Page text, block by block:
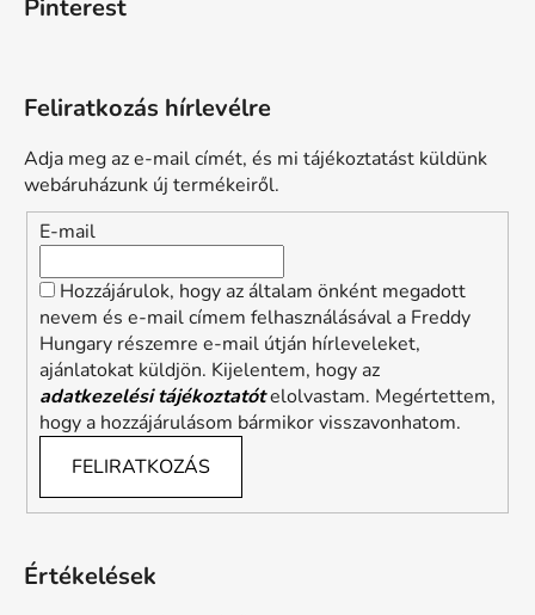
Pinterest
Feliratkozás hírlevélre
Adja meg az e-mail címét, és mi tájékoztatást küldünk
webáruházunk új termékeiről.
E-mail
Hozzájárulok, hogy az általam önként megadott
nevem és e-mail címem felhasználásával a Freddy
Hungary részemre e-mail útján hírleveleket,
ajánlatokat küldjön. Kijelentem, hogy az
adatkezelési tájékoztatótelolvastam. Megértettem,
hogy a hozzájárulásom bármikor visszavonhatom.
FELIRATKOZÁS
Értékelések